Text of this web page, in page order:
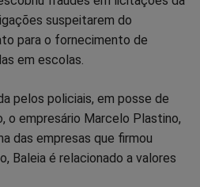
suspeitarem do
para o fornecimento de
em escolas.
pelos policiais, em posse de
o empresário Marcelo Plastino,
das empresas que firmou
Baleia é relacionado a valores